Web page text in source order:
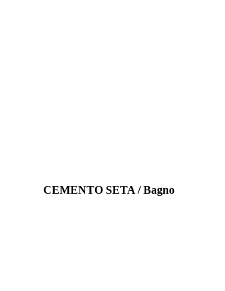
CEMENTO SETA / Bagno